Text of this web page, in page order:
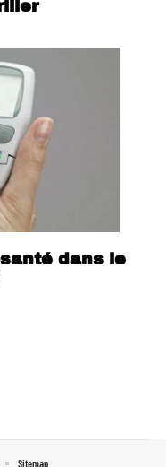
dans le
Sitemap